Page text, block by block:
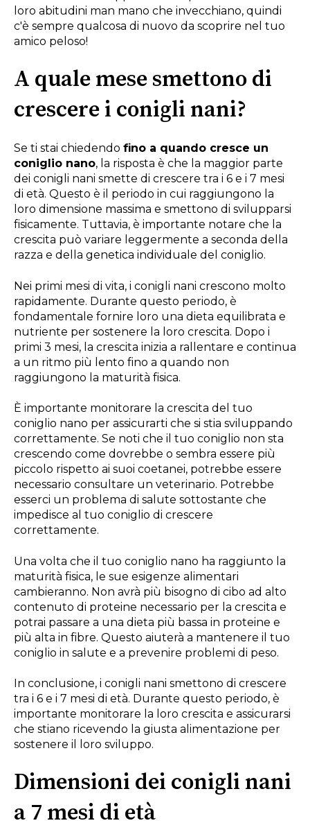
loro abitudini man mano che invecchiano, quindi
c'è sempre qualcosa di nuovo da scoprire nel tuo
amico peloso!
A quale mese smettono di
crescere i conigli nani?
Se ti stai chiedendo fino a quando cresce un
coniglio nano, la risposta è che la maggior parte
dei conigli nani smette di crescere tra i 6 e i 7 mesi
di età. Questo è il periodo in cui raggiungono la
loro dimensione massima e smettono di svilupparsi
fisicamente. Tuttavia, è importante notare che la
crescita può variare leggermente a seconda della
razza e della genetica individuale del coniglio.
Nei primi mesi di vita, i conigli nani crescono molto
rapidamente. Durante questo periodo, è
fondamentale fornire loro una dieta equilibrata e
nutriente per sostenere la loro crescita. Dopo i
primi 3 mesi, la crescita inizia a rallentare e continua
a un ritmo più lento fino a quando non
raggiungono la maturità fisica.
È importante monitorare la crescita del tuo
coniglio nano per assicurarti che si stia sviluppando
correttamente. Se noti che il tuo coniglio non sta
crescendo come dovrebbe o sembra essere più
piccolo rispetto ai suoi coetanei, potrebbe essere
necessario consultare un veterinario. Potrebbe
esserci un problema di salute sottostante che
impedisce al tuo coniglio di crescere
correttamente.
Una volta che il tuo coniglio nano ha raggiunto la
maturità fisica, le sue esigenze alimentari
cambieranno. Non avrà più bisogno di cibo ad alto
contenuto di proteine necessario per la crescita e
potrai passare a una dieta più bassa in proteine e
più alta in fibre. Questo aiuterà a mantenere il tuo
coniglio in salute e a prevenire problemi di peso.
In conclusione, i conigli nani smettono di crescere
tra i 6 e i 7 mesi di età. Durante questo periodo, è
importante monitorare la loro crescita e assicurarsi
che stiano ricevendo la giusta alimentazione per
sostenere il loro sviluppo.
Dimensioni dei conigli nani
a 7 mesi di età